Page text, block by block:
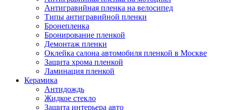
Антигравийная пленка на велосипед
Типы антигравийной пленки
Бронепленка
Бронирование пленкой
Демонтаж пленки
Оклейка салона автомобиля пленкой в Москве
Защита хрома пленкой
Ламинация пленкой
Керамика
Антидождь
Жидкое стекло
Защита интерьера авто